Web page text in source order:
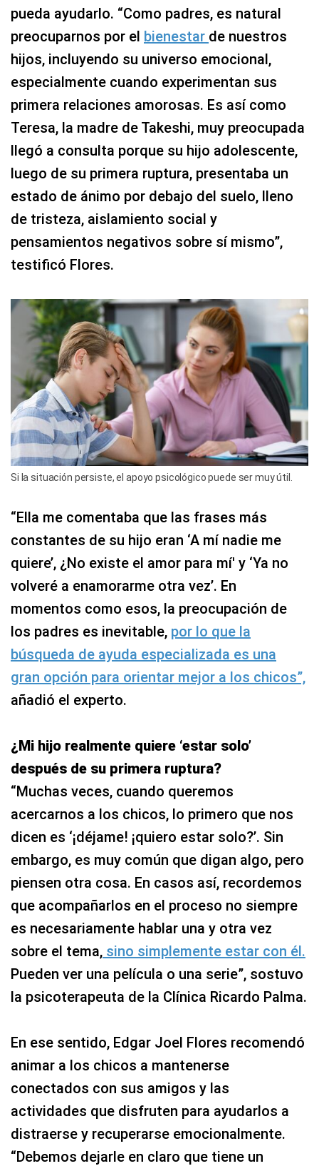
pueda ayudarlo. “Como padres, es natural
preocuparnos por el bienestar de nuestros
hijos, incluyendo su universo emocional,
especialmente cuando experimentan sus
primera relaciones amorosas. Es así como
Teresa, la madre de Takeshi, muy preocupada
llegó a consulta porque su hijo adolescente,
luego de su primera ruptura, presentaba un
estado de ánimo por debajo del suelo, lleno
de tristeza, aislamiento social y
pensamientos negativos sobre sí mismo”,
testificó Flores.
Si la situación persiste, el apoyo psicológico puede ser muy útil.
“Ella me comentaba que las frases más
constantes de su hijo eran ‘A mí nadie me
quiere’, ¿No existe el amor para mí' y ‘Ya no
volveré a enamorarme otra vez’. En
momentos como esos, la preocupación de
los padres es inevitable, por lo que la
búsqueda de ayuda especializada es una
gran opción para orientar mejor a los chicos”,
añadió el experto.
¿Mi hijo realmente quiere ‘estar solo’
después de su primera ruptura?
“Muchas veces, cuando queremos
acercarnos a los chicos, lo primero que nos
dicen es ‘¡déjame! ¡quiero estar solo?’. Sin
embargo, es muy común que digan algo, pero
piensen otra cosa. En casos así, recordemos
que acompañarlos en el proceso no siempre
es necesariamente hablar una y otra vez
sobre el tema, sino simplemente estar con él.
Pueden ver una película o una serie”, sostuvo
la psicoterapeuta de la Clínica Ricardo Palma.
En ese sentido, Edgar Joel Flores recomendó
animar a los chicos a mantenerse
conectados con sus amigos y las
actividades que disfruten para ayudarlos a
distraerse y recuperarse emocionalmente.
“Debemos dejarle en claro que tiene un